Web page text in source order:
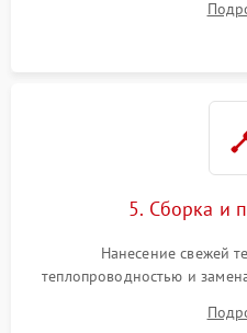
BIOS или замена
5. Сборка и
Нанесение свежей
теплопроводностью и
шлейфов, модулей памяти и